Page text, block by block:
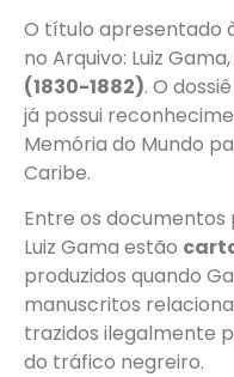
O título apresentado
no Arquivo: Luiz
(1830-1882). O
já possui
Memória do Mundo
Caribe.
Entre os
Luiz Gama estão
produzidos quando
manuscritos
trazidos ilegalmente
do tráfico negreiro.